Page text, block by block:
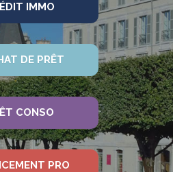
IMMO
DE PRÊT
CONSO
PRO